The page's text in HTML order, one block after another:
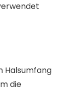
Halsumfang
die